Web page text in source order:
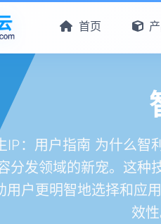
首页
IP：用户指南 为什么智
分发领域的新宠。这种
用户更明智地选择和应
效